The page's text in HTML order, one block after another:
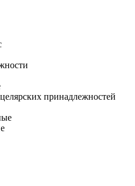
принадлежностей